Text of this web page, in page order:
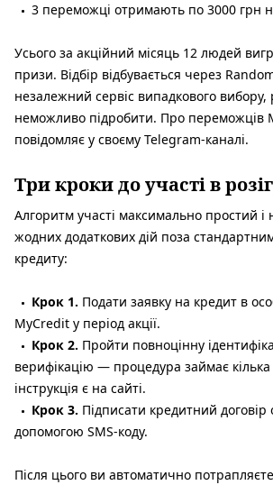
3 переможці отримають по 3000 грн
Усього за акційний місяць 12 людей
призи. Відбір відбувається через
незалежний сервіс випадкового вибору,
неможливо підробити. Про переможців
повідомляє у своєму Telegram-каналі.
Три кроки до участі в
Алгоритм участі максимально простий і
жодних додаткових дій поза
кредиту:
Крок 1. Подати заявку на кредит в
MyCredit у період акції.
Крок 2. Пройти повноцінну
верифікацію — процедура займає
інструкція є на сайті.
Крок 3. Підписати кредитний договір
допомогою SMS-коду.
Після цього ви автоматично